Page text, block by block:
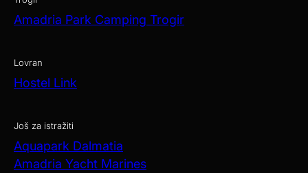
Amadria Park Camping Trogir
Lovran
Hostel Link
Još za istražiti
Aquapark Dalmatia
Amadria Yacht Marines